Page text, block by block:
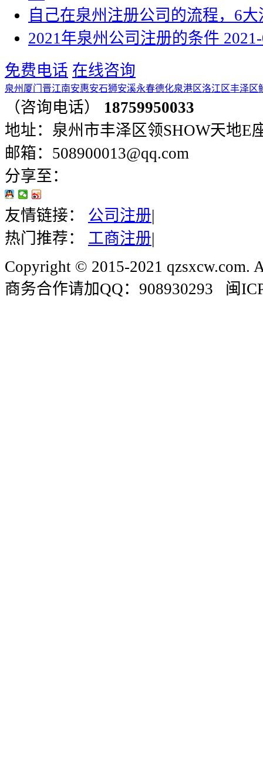
自己在泉州注册公司的流程，6
2021年泉州公司注册的条件
免费电话 在线咨询
泉州 厦门 晋江南安惠安石狮安溪永春德化泉港区洛江区丰泽区
（咨询电话）
18759950033
地址：泉州市丰泽区领SHOW天地E
邮箱：508900013@qq.com
分享至：
友情链接： 公司注册|
热门推荐：
工商注册|
Copyright © 2015-2021 qzsxcw.com.
商务合作请加QQ：908930293 闽